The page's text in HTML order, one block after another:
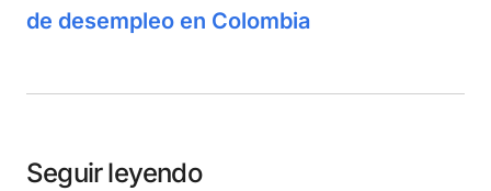
de desempleo en Colombia
Seguir leyendo